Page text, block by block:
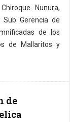
Nunura,
Gerencia de
de los
de Mallaritos y
de